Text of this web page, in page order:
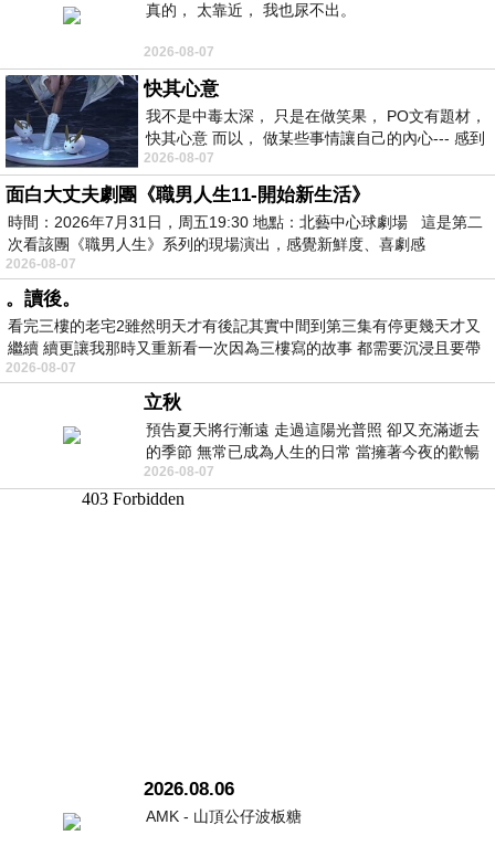
真的， 太靠近， 我也尿不出。
2026-08-07
快其心意
我不是中毒太深， 只是在做笑果， PO文有題材，
快其心意 而以， 做某些事情讓自己的內心--- 感到
愉快。
2026-08-07
面白大丈夫劇團《職男人生11-開始新生活》
時間：2026年7月31日，周五19:30 地點：北藝中心球劇場 這是第二
次看該團《職男人生》系列的現場演出，感覺新鮮度、喜劇感
2026-08-07
。讀後。
看完三樓的老宅2雖然明天才有後記其實中間到第三集有停更幾天才又
繼續 續更讓我那時又重新看一次因為三樓寫的故事 都需要沉浸且要帶
有
2026-08-07
立秋
預告夏天將行漸遠 走過這陽光普照 卻又充滿逝去
的季節 無常已成為人生的日常 當擁著今夜的歡暢
舒心 轉眼驟成昨日 而明晨 太陽
2026-08-07
2026.08.06
AMK - 山頂公仔波板糖